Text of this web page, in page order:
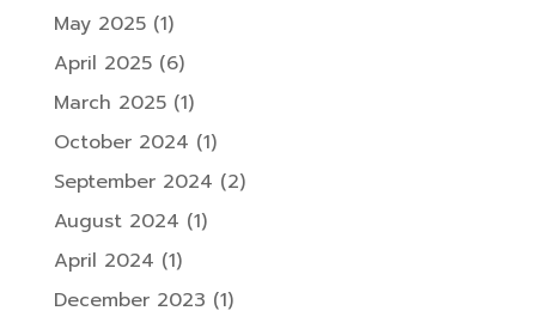
May 2025(1)
April 2025(6)
March 2025(1)
October 2024 (1)
September 2024 (2)
August 2024 (1)
April 2024 (1)
December 2023 (1)